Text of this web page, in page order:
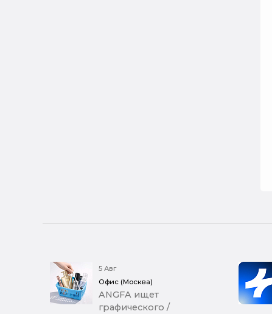
5 Авг
Офис (Москва)
ANGFA ищет
графического /